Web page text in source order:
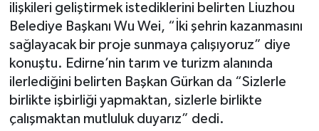
ilişkileri geliştirmek istediklerini belirten Liuzhou
Belediye Başkanı Wu Wei, “İki şehrin kazanmasını
sağlayacak bir proje sunmaya çalışıyoruz” diye
konuştu. Edirne’nin tarım ve turizm alanında
ilerlediğini belirten Başkan Gürkan da “Sizlerle
birlikte işbirliği yapmaktan, sizlerle birlikte
çalışmaktan mutluluk duyarız” dedi.